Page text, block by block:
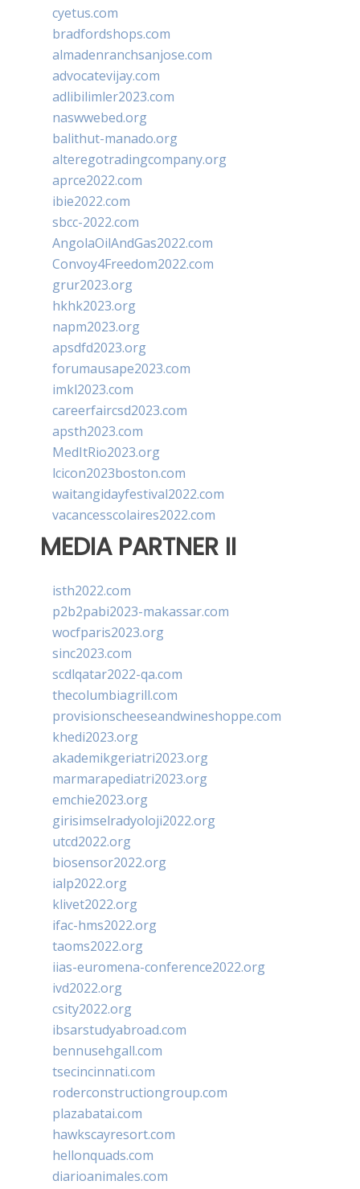
cyetus.com
bradfordshops.com
almadenranchsanjose.com
advocatevijay.com
adlibilimler2023.com
naswwebed.org
balithut-manado.org
alteregotradingcompany.org
aprce2022.com
ibie2022.com
sbcc-2022.com
AngolaOilAndGas2022.com
Convoy4Freedom2022.com
grur2023.org
hkhk2023.org
napm2023.org
apsdfd2023.org
forumausape2023.com
imkl2023.com
careerfaircsd2023.com
apsth2023.com
MedItRio2023.org
lcicon2023boston.com
waitangidayfestival2022.com
vacancesscolaires2022.com
MEDIA PARTNER II
isth2022.com
p2b2pabi2023-makassar.com
wocfparis2023.org
sinc2023.com
scdlqatar2022-qa.com
thecolumbiagrill.com
provisionscheeseandwineshoppe.com
khedi2023.org
akademikgeriatri2023.org
marmarapediatri2023.org
emchie2023.org
girisimselradyoloji2022.org
utcd2022.org
biosensor2022.org
ialp2022.org
klivet2022.org
ifac-hms2022.org
taoms2022.org
iias-euromena-conference2022.org
ivd2022.org
csity2022.org
ibsarstudyabroad.com
bennusehgall.com
tsecincinnati.com
roderconstructiongroup.com
plazabatai.com
hawkscayresort.com
hellonquads.com
diarioanimales.com